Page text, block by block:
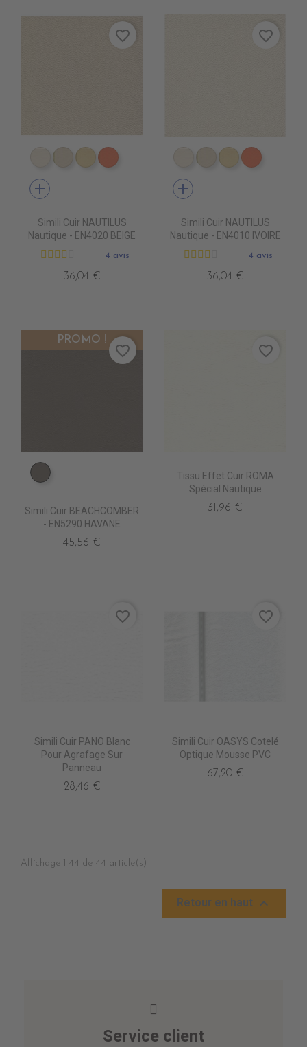
EN4010 IVOIRE
EN4020 BEIGE
EN4040 SIENNE
EN4060 ORANGE
add
Simili Cuir NAUTILUS
Nautique - EN4020 BEIGE
4 avis
36,04 €
favorite_border
EN4010 IVOIRE
EN4020 BEIGE
EN4040EN4060
add
Simili Cuir NAUTILUS
Nautique - EN4010 IVOIRE
4 avis
36,04 €
favorite_border
EN5290 HAVANE
Simili Cuir BEACHCOMBER
- EN5290 HAVANE
45,56 €
PROMO !
favorite_border
Tissu Effet Cuir ROMA
Spécial Nautique
31,96 €
favorite_border
Simili Cuir PANO Blanc
Pour Agrafage Sur
Panneau
28,46 €
favorite_border
Simili Cuir OASYS Cotelé
Optique Mousse PVC
67,20 €
favorite_border
Affichage 1-44 de 44 article(s)
Retour en haut 
Service client